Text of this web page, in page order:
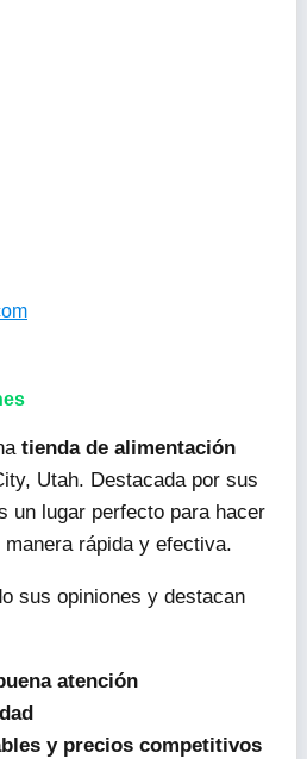
tienda de alimentación
Utah. Destacada por sus
un lugar perfecto para hacer
manera rápida y efectiva.
sus opiniones y destacan
atención
y precios competitivos